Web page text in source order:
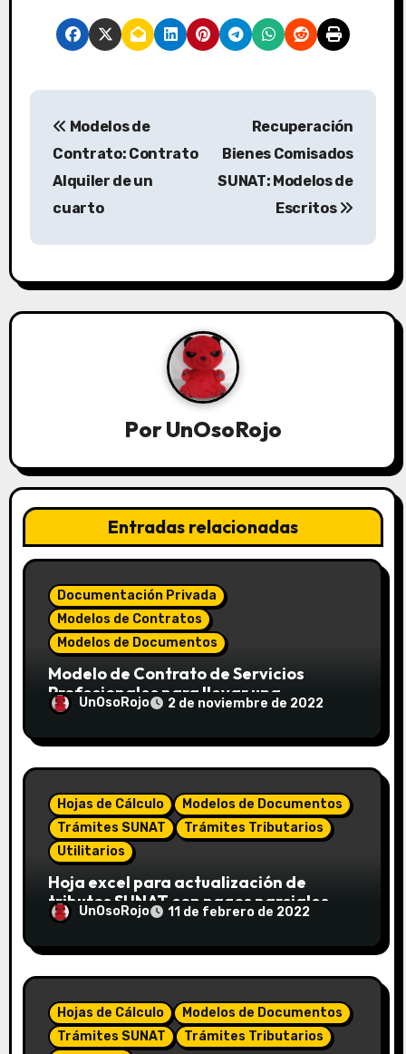
Modelos de
Contrato: Contrato
Alquiler de un
cuarto
Recuperación
Bienes Comisados
SUNAT: Modelos de
Escritos
PorUnOsoRojo
Entradas relacionadas
Documentación Privada
Modelos de Contratos
Modelos de Documentos
Modelo de Contrato de Servicios
Profesionales para llevar una
Contabilidad externa
UnOsoRojo 2 de noviembre de 2022
Hojas de Cálculo
Modelos de Documentos
Trámites SUNAT
Trámites Tributarios
Utilitarios
Hoja excel para actualización de
tributos SUNAT con pagos parciales
UnOsoRojo 11 de febrero de 2022
Hojas de Cálculo
Modelos de Documentos
Trámites SUNAT
Trámites Tributarios